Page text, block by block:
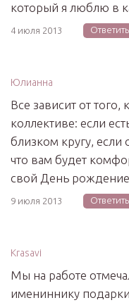
который я люблю в
4 июля 2013 Ответить
Юлианна
Все зависит от того,
коллективе: если
близком кругу,
что вам будет
свой День
9 июля 2013 Ответить
Krasavi
Мы на работе
имениннику